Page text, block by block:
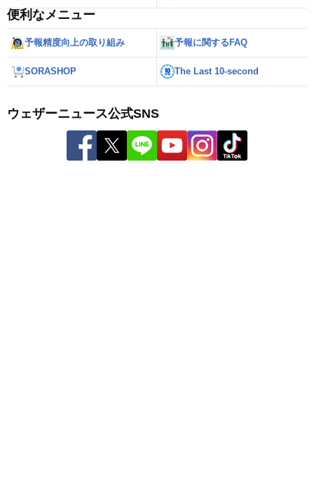
便利なメニュー
予報精度向上の取り組み 予報に関するFAQ
SORASHOP The Last 10-second
ウェザーニュース公式SNS